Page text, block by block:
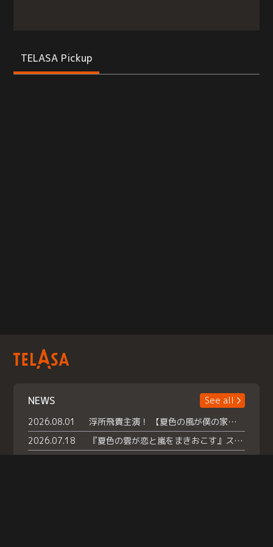
TELASA Pickup
NEWS
See all
2026.08.01
浮所飛貴主演！ 【夏色の風が僕の家にやってきた】 本日よりテラサで独占配信スタート！
2026.07.18
『夏色の雲が恋と嵐をまきおこす』スペシャルメイキング 【Part1】2026年７月18日（土）23時30分～配信スタート！話題のシーンの裏側を大公開！豪華キャスト大集合！ 『武宮家 真夏の家族会議』開催！